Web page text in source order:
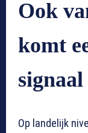
Ook
komt
signaal
Op landelijk